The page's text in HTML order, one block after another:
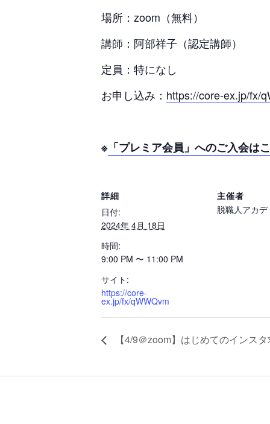
場所：zoom（無料）
講師：阿部祥子（認定講師）
定員：特になし
お申し込み： https://core-ex.jp/fx/
※ 「プレミア会員」へのご入会は
詳細
日付:
2024年 4月 18日
時間:
9:00 PM 〜 11:00 PM
サイト:
https://core-
ex.jp/fx/qWWQvm
主催者
脱職人アカデ
【4/9＠zoom】はじめてのインス